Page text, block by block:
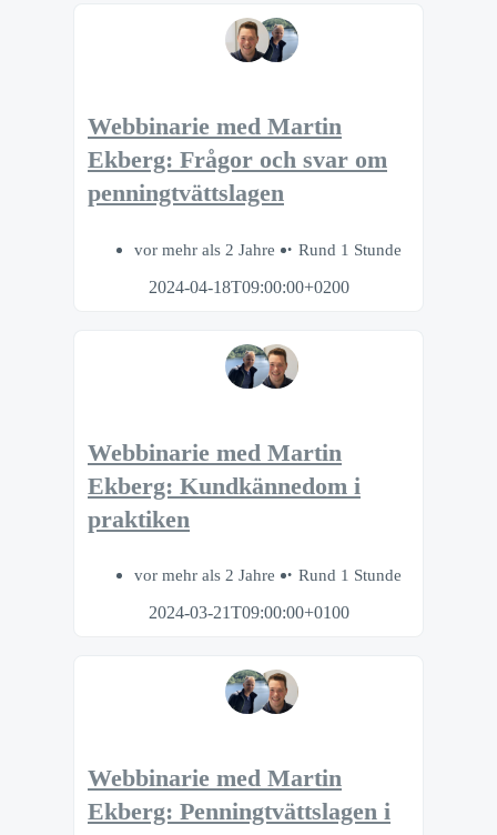
Webbinarie med Martin
Ekberg: Frågor och svar om
penningtvättslagen
vor mehr als 2 Jahre
Rund 1 Stunde
2024-04-18T09:00:00+0200
Webbinarie med Martin
Ekberg: Kundkännedom i
praktiken
vor mehr als 2 Jahre
Rund 1 Stunde
2024-03-21T09:00:00+0100
Webbinarie med Martin
Ekberg: Penningtvättslagen i